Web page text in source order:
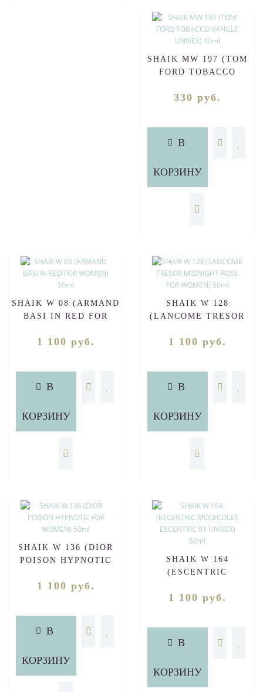
SHAIK MW 197 (TOM
FORD TOBACCO
10ml
330 руб.
В
КОРЗИНУ
SHAIK W 08 (ARMAND
BASI IN RED FOR
1 100 руб.
В
КОРЗИНУ
SHAIK W 128
(LANCOME TRESOR
WOMEN) 50ml
1 100 руб.
В
КОРЗИНУ
SHAIK W 136 (DIOR
POISON HYPNOTIC
1 100 руб.
В
КОРЗИНУ
SHAIK W 164
(ESCENTRIC
ESCENTRIC 01
1 100 руб.
В
КОРЗИНУ